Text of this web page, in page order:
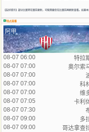
【友好提示】部分比赛将在赛前更新，可能需要您在比赛前再刷新查看。如果
热点直播
阿甲
08-07 06:00 特拉
08-07 07:00
奥尔索
08-07 07:00
08-07 07:00
科
08-07 07:00
维
08-07 07:05
卡利
08-07 07:30
08-07 09:00
多
08-07 09:00
哥达拿查